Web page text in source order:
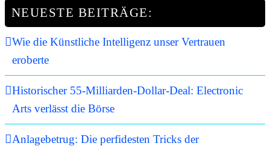
NEUESTE BEITRÄGE:
Wie die Künstliche Intelligenz unser Vertrauen
eroberte
Historischer 55-Milliarden-Dollar-Deal: Electronic
Arts verlässt die Börse
Anlagebetrug: Die perfidesten Tricks der